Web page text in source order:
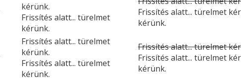
kérünk.
Frissítés alatt... türelmet
kérünk.
Frissítés alatt... türelmet
kérünk.
Frissítés alatt... türelmet
kérünk.
Frissítés alatt... türelmet
kérünk.
Frissítés alatt... türelmet
Frissítés alatt... türelmet
kérünk.